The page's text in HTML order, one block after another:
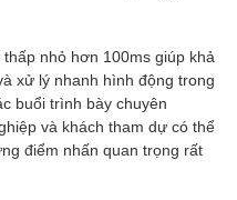
nhỏ hơn 100ms giúp khả
xử lý nhanh hình động trong
buổi trình bày chuyên
và khách tham dự có thể
điểm nhấn quan trọng rất